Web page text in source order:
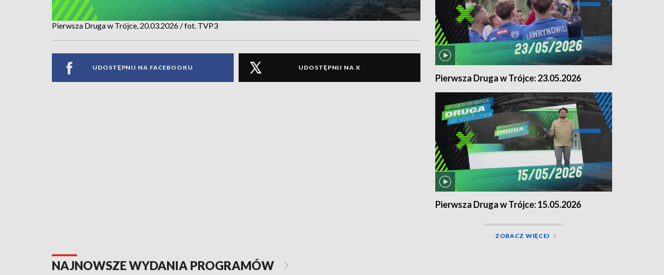
Pierwsza Druga w Trójce, 20.03.2026 / fot. TVP3
UDOSTĘPNIJ NA FACEBOOKU UDOSTĘPNIJ NA X
Pierwsza Druga w Trójce: 23.05.2026
Pierwsza Druga w Trójce: 15.05.2026
ZOBACZ WIĘCEJ
NAJNOWSZE WYDANIA PROGRAMÓW